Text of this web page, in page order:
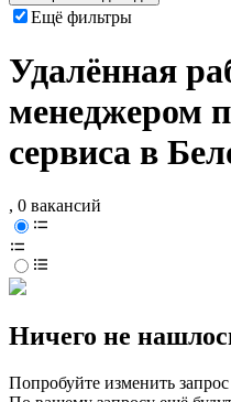
Ещё фильтры
Удалённая
менеджером
сервиса в
, 0 вакансий
Ничего не
Попробуйте изменить